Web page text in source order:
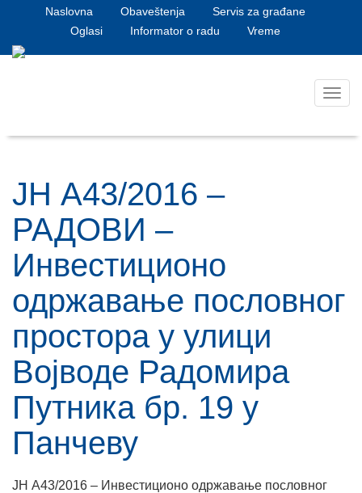
Naslovna Obaveštenja
Servis za građane
Oglasi
Informator o radu Vreme
ЈН А43/2016 –
РАДОВИ –
Инвестиционо
одржавање пословног
простора у улици
Војводе Радомира
Путника бр. 19 у
Панчеву
ЈН А43/2016 – Инвестиционо одржавање пословног